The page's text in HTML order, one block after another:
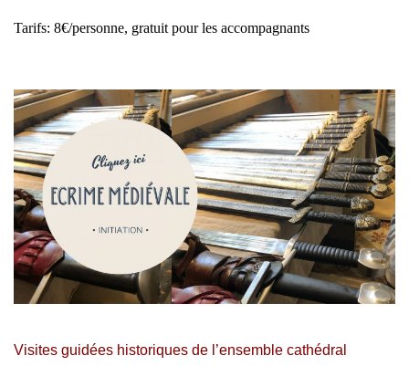
Tarifs: 8€/personne, gratuit pour les accompagnants
Visites guidées historiques de l’ensemble cathédral